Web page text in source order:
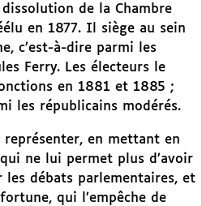
de la Chambre
en 1877. Il siège au sein
c’est-à-dire parmi les
Ferry. Les électeurs le
en 1881 et 1885 ;
les républicains modérés.
représenter, en mettant en
ne lui permet plus d’avoir
les débats parlementaires, et
qui l’empêche de